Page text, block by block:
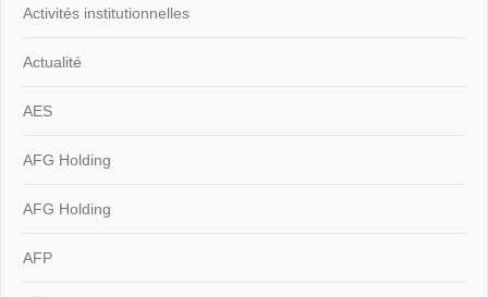
Activités institutionnelles
Actualité
AES
AFG Holding
AFG Holding
AFP